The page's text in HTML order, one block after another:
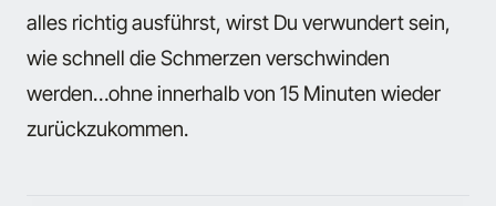
alles richtig ausführst, wirst Du verwundert sein,
wie schnell die Schmerzen verschwinden
werden…ohne innerhalb von 15 Minuten wieder
zurückzukommen.